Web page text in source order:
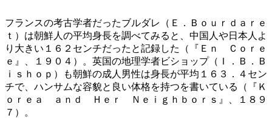
フランスの考古学者だったブルダレ（Ｅ．Ｂｏｕｒｄａｒｅ
ｔ）は朝鮮人の平均身長を調べてみると、中国人や日本人よ
り大きい１６２センチだったと記録した（『Ｅｎ Ｃｏｒｅ
ｅ』、１９０４）。英国の地理学者ビショップ（Ｉ．Ｂ．Ｂ
ｉｓｈｏｐ）も朝鮮の成人男性は身長が平均１６３．４セン
チで、ハンサムな容貌と良い体格を持つを書いている（『Ｋ
ｏｒｅａ ａｎｄ Ｈｅｒ Ｎｅｉｇｈｂｏｒｓ』、１８９
７）。